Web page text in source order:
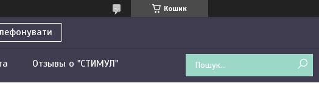
Кошик
Отзывы о "СТИМУЛ"